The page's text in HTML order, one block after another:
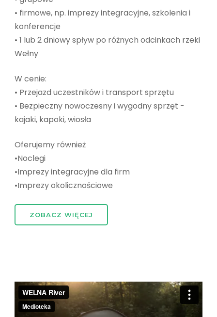
• firmowe, np. imprezy integracyjne, szkolenia i
konferencje
• 1 lub 2 dniowy spływ po różnych odcinkach rzeki
Wełny
W cenie:
• Przejazd uczestników i transport sprzętu
• Bezpieczny nowoczesny i wygodny sprzęt -
kajaki, kapoki, wiosła
Oferujemy również
•Noclegi
•Imprezy integracyjne dla firm
•Imprezy okolicznościowe
ZOBACZ WIĘCEJ